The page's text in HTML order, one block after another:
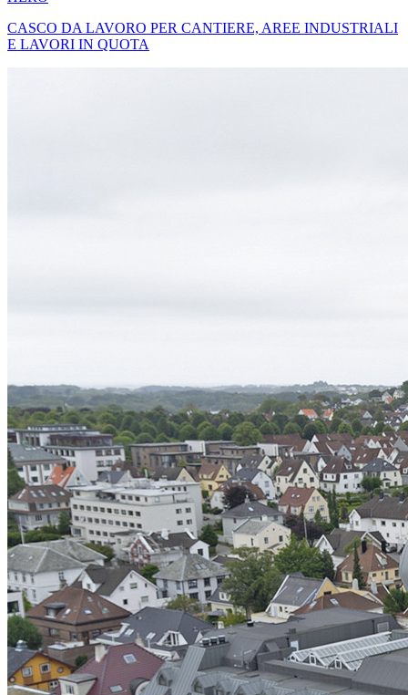
CASCO DA LAVORO PER CANTIERE, AREE INDUSTRIALI
E LAVORI IN QUOTA